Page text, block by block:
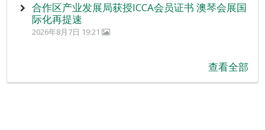
合作区产业发展局获授ICCA会员证书 澳琴会展国
际化再提速
2026年8月7日 19:21
查看全部